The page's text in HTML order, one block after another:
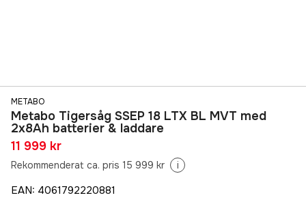
METABO
Metabo Tigersåg SSEP 18 LTX BL MVT med
2x8Ah batterier & laddare
11 999 kr
Rekommenderat ca. pris 15 999 kr i
EAN: 4061792220881